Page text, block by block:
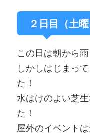
２日目（土曜
この日は朝から雨
しかしはじまっ
た！
水はけのよい芝
た！
屋外のイベント